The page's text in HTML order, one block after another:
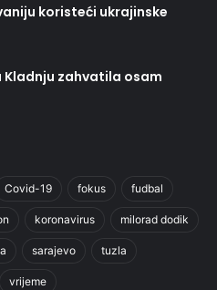
koristeći ukrajinske
Kladnju zahvatila osam
Covid-19 fokus fudbal
koronavirus milorad dodik
sarajevo tuzla
vrijeme